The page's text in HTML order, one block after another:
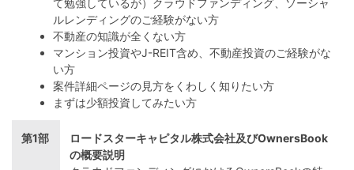
て勉強しているが）クラウドファンディング、ソーシャ
ルレンディングのご経験がない方
不動産の知識が全くない方
マンション投資やJ-REIT含め、不動産投資のご経験がな
い方
案件詳細ページの見方をくわしく知りたい方
まずは少額投資してみたい方
第1部
ロードスターキャピタル株式会社及びOwnersBook
の概要説明